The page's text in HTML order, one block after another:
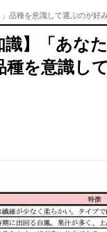
」品種を意識して選ぶのが好
】「あな
種を意識し